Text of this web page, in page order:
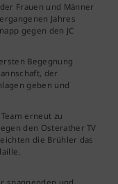
Frauen und Männer
Jahres
gegen den JC
Begegnung
der
geben und
erneut zu
den Osterather TV
die Brühler das